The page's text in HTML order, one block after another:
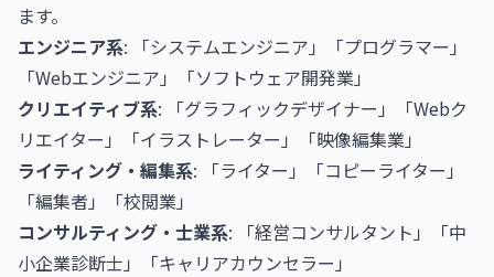
ます。
エンジニア系: 「システムエンジニア」「プログラマー」
「Webエンジニア」「ソフトウェア開発業」
クリエイティブ系: 「グラフィックデザイナー」「Webク
リエイター」「イラストレーター」「映像編集業」
ライティング・編集系: 「ライター」「コピーライター」
「編集者」「校閲業」
コンサルティング・士業系: 「経営コンサルタント」「中
小企業診断士」「キャリアカウンセラー」